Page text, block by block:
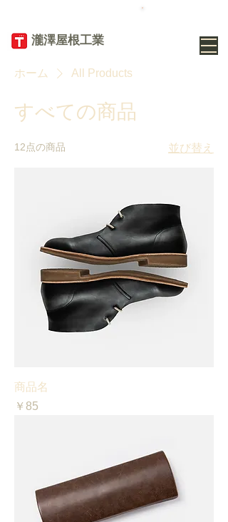
​瀧澤屋根工業
ホーム All Products
すべての商品
12点の商品 並び替え
商品名
価格
￥85